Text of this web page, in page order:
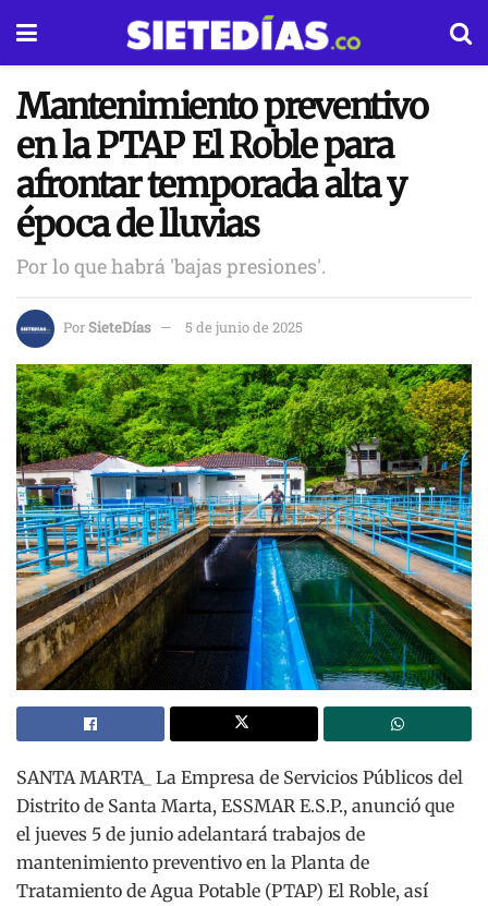
Mantenimiento preventivo
en la PTAP El Roble para
afrontar temporada alta y
época de lluvias
Por lo que habrá 'bajas presiones'.
PorSieteDías 5 de junio de 2025
SANTA MARTA_ La Empresa de Servicios Públicos del
Distrito de Santa Marta, ESSMAR E.S.P., anunció que
el jueves 5 de junio adelantará trabajos de
mantenimiento preventivo en la Planta de
Tratamiento de Agua Potable (PTAP) El Roble, así